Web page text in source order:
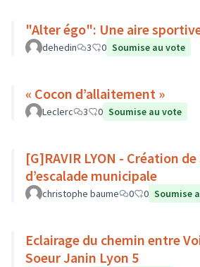
"Alter égo": Une aire
dehedin 3 0 Soumise au vote
« Cocon d’allaitement »
Leclerc 3 0 Soumise au vote
[G]RAVIR LYON - Création
d’escalade municipale
christophe baume 0 0 Soumise
Eclairage du chemin entre
Soeur Janin Lyon 5